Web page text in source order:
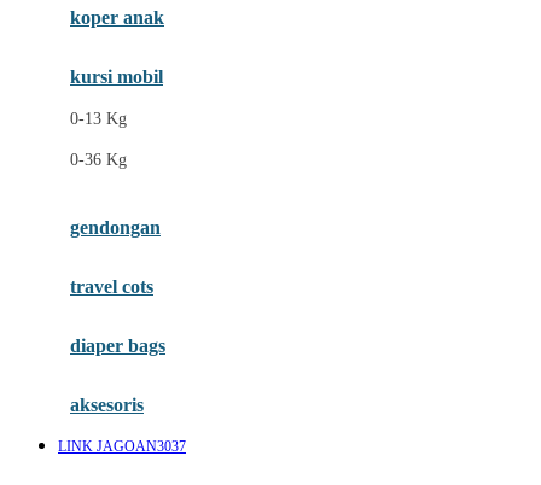
Ezyroller
F
Felt So Sweet
Fisher Price
Gb
koper anak
kursi mobil
0-13 Kg
0-36 Kg
gendongan
travel cots
diaper bags
aksesoris
LINK JAGOAN3037